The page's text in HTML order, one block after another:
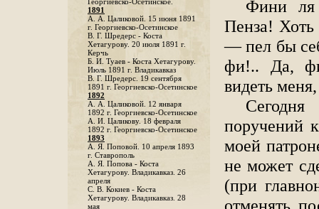
Георгиевско-Осетинское.
1891
А. А. Цаликовой. 15 июня 1891
г. Георгиевско-Осетинское
B. Г. Шредерс - Коста
Хетагурову. 20 июля 1891 г.
Керчь
Б. И. Туаев - Коста Хетагурову.
Июль 1891 г. Владикавказ
В. Г. Шредерс. 19 сентября
1891 г. Георгиевско-Осетинское
1892
А. А. Цаликовой. 12 января
1892 г. Георгиевско-Осетинское
А. И. Цаликову. 18 февраля
1892 г. Георгиевско-Осетинское
1893
А. Я. Поповой. 10 апреля 1893
г. Ставрополь
A. Я. Попова - Коста
Хетагурову. Владикавказ. 26
апреля
С. В. Кокиев - Коста
Хетагурову. Владикавказ. 28
мая
Фини ля
Пенза!
— пел бы
фи!.. Да,
видеть
поручений
моей
не может
(при